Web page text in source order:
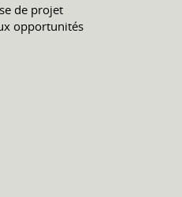
de projet
opportunités